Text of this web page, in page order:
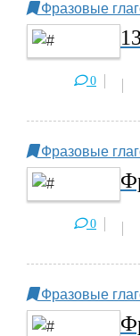
Фразовые
0
Фразовые
0
Фразовые